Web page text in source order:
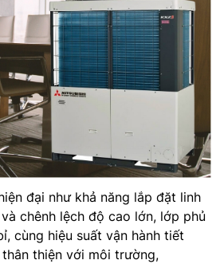
đại như khả năng lắp đặt linh
chênh lệch độ cao lớn, lớp phủ
cùng hiệu suất vận hành tiết
thiện với môi trường,